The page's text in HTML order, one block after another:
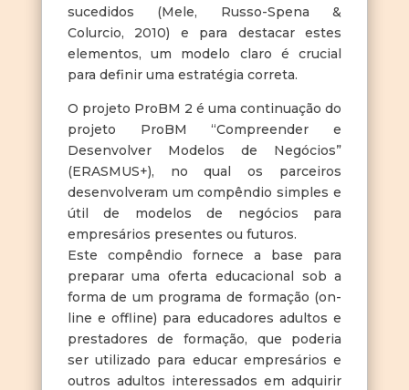
sucedidos (Mele, Russo-Spena &
Colurcio, 2010) e para destacar estes
elementos, um modelo claro é crucial
para definir uma estratégia correta.
O projeto ProBM 2 é uma continuação do
projeto ProBM “Compreender e
Desenvolver Modelos de Negócios”
(ERASMUS+), no qual os parceiros
desenvolveram um compêndio simples e
útil de modelos de negócios para
empresários presentes ou futuros.
Este compêndio fornece a base para
preparar uma oferta educacional sob a
forma de um programa de formação (on-
line e offline) para educadores adultos e
prestadores de formação, que poderia
ser utilizado para educar empresários e
outros adultos interessados em adquirir